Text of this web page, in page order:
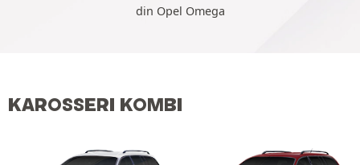
din Opel Omega
KAROSSERI KOMBI